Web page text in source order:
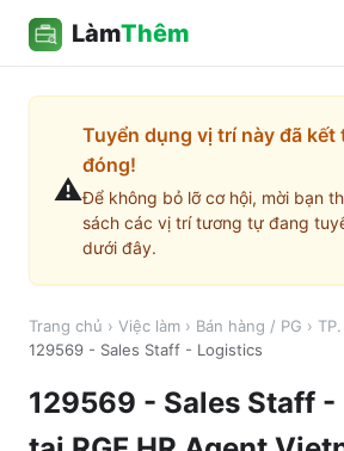
LàmThêm
⚠️
Tuyển dụng vị trí này đã kết
đóng!
Để không bỏ lỡ cơ hội, mời bạn
sách các vị trí tương tự đang
dưới đây.
Trang chủ › Việc làm › Bán hàng / PG ›
129569 - Sales Staff - Logistics
129569 - Sales Staff